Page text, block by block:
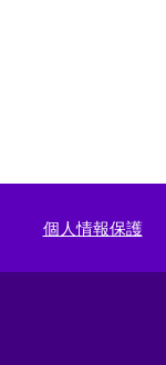
個人情報保護